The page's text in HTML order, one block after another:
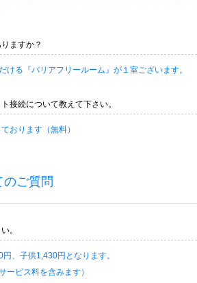
ますか？
ける『バリアフリールーム』が１室ございます。
接続について教えて下さい。
おります（無料）
のご質問
。
、子供1,430円となります。
ービス料を含みます）